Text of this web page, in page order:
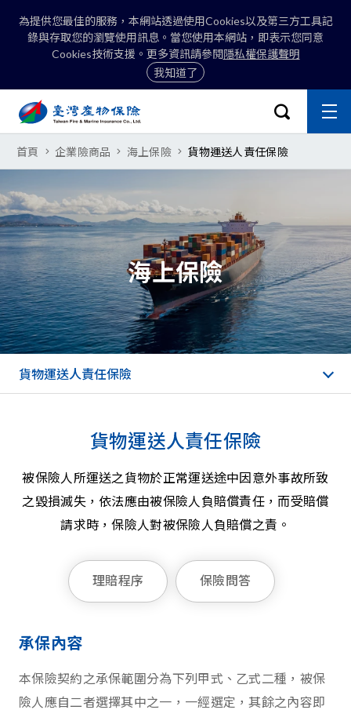
為提供您最佳的服務，本網站透過使用Cookies以及第三方工具記
錄與存取您的瀏覽使用訊息。當您使用本網站，即表示您同意
Cookies技術支援。更多資訊請參閱隱私權保護聲明
我知道了
:::
開啟搜尋選
關
主
臺灣產物保險股份有限公司-貨物
首頁 企業險商品 海上保險 貨物運送人責任保險
海上保險
貨物運送人責任保險
貨物運送人責任保險
被保險人所運送之貨物於正常運送途中因意外事故所致
之毀損滅失，依法應由被保險人負賠償責任，而受賠償
請求時，保險人對被保險人負賠償之責。
理賠程序 保險問答
承保內容
本保險契約之承保範圍分為下列甲式、乙式二種，被保
險人應自二者選擇其中之一，一經選定，其餘之內容即